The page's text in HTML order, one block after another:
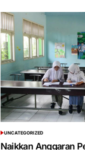
POSTED
IN
UNCATEGORIZED
Naikkan Anggaran